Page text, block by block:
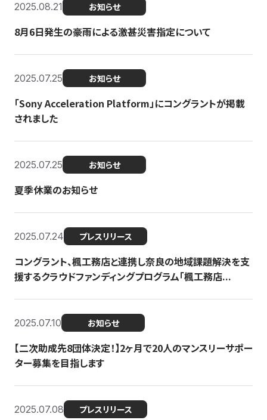
2025.08.21 お知らせ
8月6日発生の豪雨による激甚災害指定について
2025.07.25 お知らせ
「Sony Acceleration Platform」にコングラントが掲載
されました
2025.07.25 お知らせ
夏季休業のお知らせ
2025.07.24 プレスリリース
コングラント、楓工務店と連携し奈良の地域課題解決を支
援するクラウドファンディングプログラム「楓工務店...
2025.07.10 お知らせ
【二次助成先8団体決定！】2ヶ月で20人のマンスリーサポー
ター募集を目指します
2025.07.08 プレスリリース